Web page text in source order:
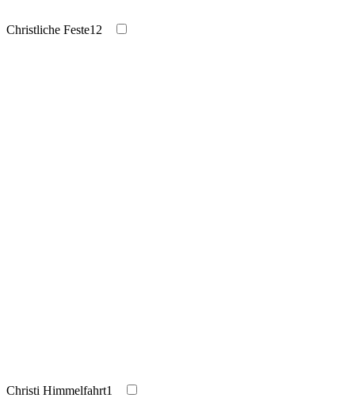
Christliche Feste12
Christi Himmelfahrt1